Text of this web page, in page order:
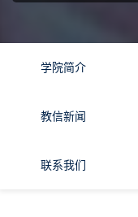
学院简介
教信新闻
联系我们